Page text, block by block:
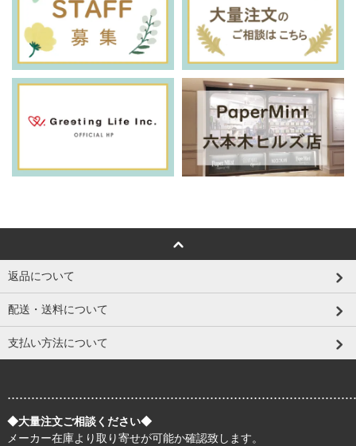
返品について
配送・送料について
支払い方法について
◆大量注文ご相談ください◆
メーカー在庫より取り寄せが可能か確認致します。